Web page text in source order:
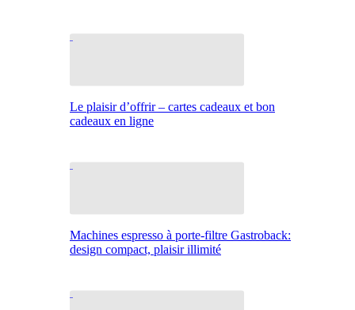
Le plaisir d’offrir – cartes cadeaux et bon
cadeaux en ligne
Machines espresso à porte-filtre Gastroback:
design compact, plaisir illimité